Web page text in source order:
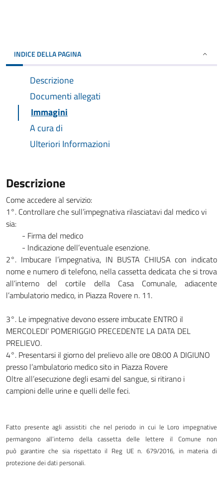
INDICE DELLA PAGINA
Descrizione
Documenti allegati
Immagini
A cura di
Ulteriori Informazioni
Descrizione
Come accedere al servizio:
1°. Controllare che sull’impegnativa rilasciatavi dal medico vi
sia:
- Firma del medico
- Indicazione dell’eventuale esenzione.
2°. Imbucare l’impegnativa, IN BUSTA CHIUSA con indicato
nome e numero di telefono, nella cassetta dedicata che si trova
all’interno del cortile della Casa Comunale, adiacente
l’ambulatorio medico, in Piazza Rovere n. 11.
3°. Le impegnative devono essere imbucate ENTRO il
MERCOLEDI’ POMERIGGIO PRECEDENTE LA DATA DEL
PRELIEVO.
4°. Presentarsi il giorno del prelievo alle ore 08:00 A DIGIUNO
presso l’ambulatorio medico sito in Piazza Rovere
Oltre all’esecuzione degli esami del sangue, si ritirano i
campioni delle urine e quelli delle feci.
Fatto presente agli assistiti che nel periodo in cui le Loro impegnative
permangono all’interno della cassetta delle lettere il Comune non
può garantire che sia rispettato il Reg UE n. 679/2016, in materia di
protezione dei dati personali.